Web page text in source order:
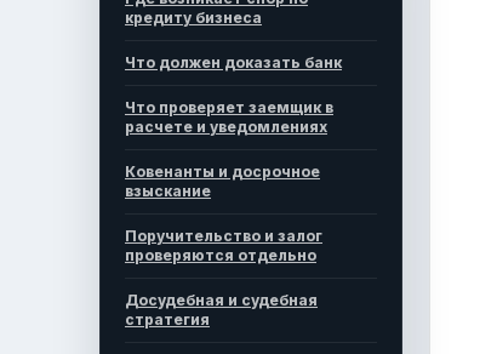
кредиту бизнеса
Что должен доказать банк
Что проверяет заемщик в
расчете и уведомлениях
Ковенанты и досрочное
взыскание
Поручительство и залог
проверяются отдельно
Досудебная и судебная
стратегия